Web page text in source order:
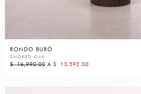
RONDO BURÓ
SMOKED OAK
$16,990.00 A $ 13,592.00